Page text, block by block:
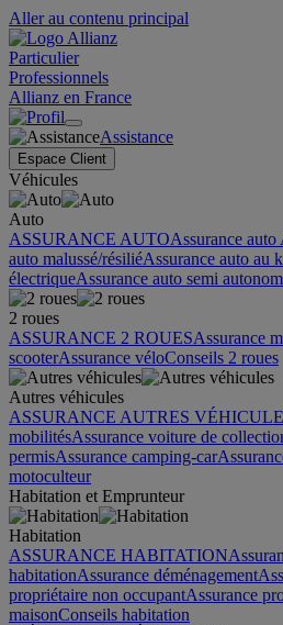
Aller au contenu principal
Particulier
Professionnels
Allianz en France
Assistance
Espace Client
Véhicules
Auto
ASSURANCE AUTOAssurance
auto malussé/résiliéAssurance auto au
électriqueAssurance auto semi
2 roues
ASSURANCE 2 ROUESAssurance
scooterAssurance véloConseils 2 roues
Autres véhicules
ASSURANCE AUTRES
mobilitésAssurance voiture de
permisAssurance camping-car
motoculteur
Habitation et Emprunteur
Habitation
ASSURANCE HABITATION
habitationAssurance déménagement
propriétaire non occupantAssurance
maisonConseils habitation